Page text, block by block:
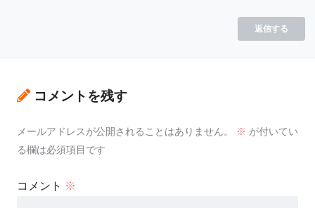
返信する
コメントを残す
メールアドレスが公開されることはありません。 ※ が付いてい
る欄は必須項目です
コメント ※